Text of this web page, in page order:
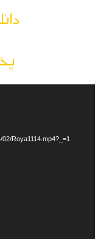
Roya1114.mp4?_=1